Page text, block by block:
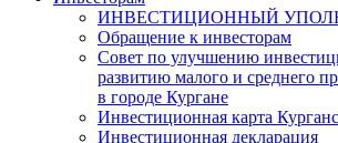
ИНВЕСТИЦИОННЫЙ
Обращение к инвесторам
Совет по улучшению
развитию малого и среднего
в городе Кургане
Инвестиционная карта
Инвестиционная декларация